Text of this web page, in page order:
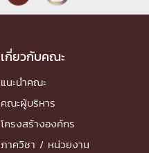
เกี่ยวกับคณะ
แนะนำคณะ
คณะผู้บริหาร
โครงสร้างองค์กร
ภาควิชา / หน่วยงาน